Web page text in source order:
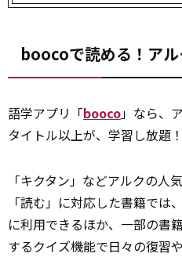
boocoで読める！ア
語学アプリ「booco」なら、
タイトル以上が、学習し放題！
「キクタン」などアルクの人
「読む」に対応した書籍では
に利用できるほか、一部の書
するクイズ機能で日々の復習